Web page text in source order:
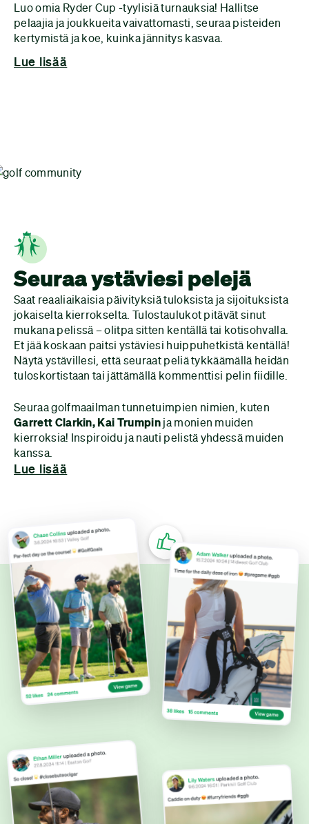
Luo omia Ryder Cup -tyylisiä turnauksia! Hallitse
pelaajia ja joukkueita vaivattomasti, seuraa pisteiden
kerty­mistä ja koe, kuinka jännitys kasvaa.
Lue lisää
Seuraa ystäviesi pelejä
Saat reaaliaikaisia päivityksiä tuloksista ja sijoituksista
jokaiselta kierrokselta. Tulos­taulukot pitävät sinut
mukana pelissä – olitpa sitten kentällä tai kotisohvalla.
Et jää koskaan paitsi ystäviesi huippu­hetkistä kentällä!
Näytä ystävillesi, että seuraat peliä tykkäämällä heidän
tulos­kortistaan tai jättämällä kommenttisi pelin fiidille.
Seuraa golfmaailman tunnetuimpien nimien, kuten
Garrett Clarkin, Kai Trumpinja monien muiden
kierroksia! Inspiroidu ja nauti pelistä yhdessä muiden
kanssa.
Lue lisää